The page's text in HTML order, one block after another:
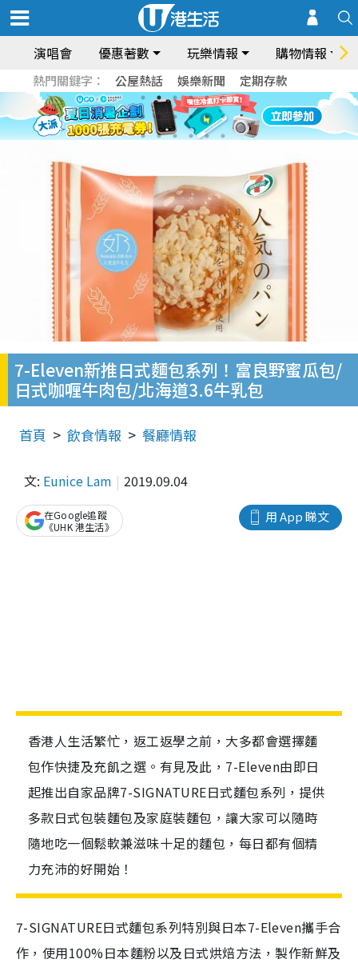
演唱會 優惠著數 玩樂情報 購物情報
熱門關鍵字： 公屋熱話 娛樂新聞 定期存款
7-Eleven新推日式麵包系列！富良野蜜瓜包/
日式咖喱牛肉包/北海道3.6牛乳包
首頁 飲食情報 餐廳情報
文: Eunice Lam 2019.09.04
用 App 睇文
在Google追蹤
《UHK 港生活》
香港人生活繁忙，返工返學之前，大多都會選擇麵
包作快捷及充飢之選。有見及此，7-Eleven由即日
起推出自家品牌7-SIGNATURE日式麵包系列，提供
多款日式包裝麵包及家庭裝麵包，讓大家可以隨時
隨地吃一個鬆軟兼滋味十足的麵包，每日都有個精
力充沛的好開始！
7-SIGNATURE日式麵包系列特別與日本7-Eleven攜手合
作，使用100%日本麵粉以及日式烘焙方法，製作新鮮及